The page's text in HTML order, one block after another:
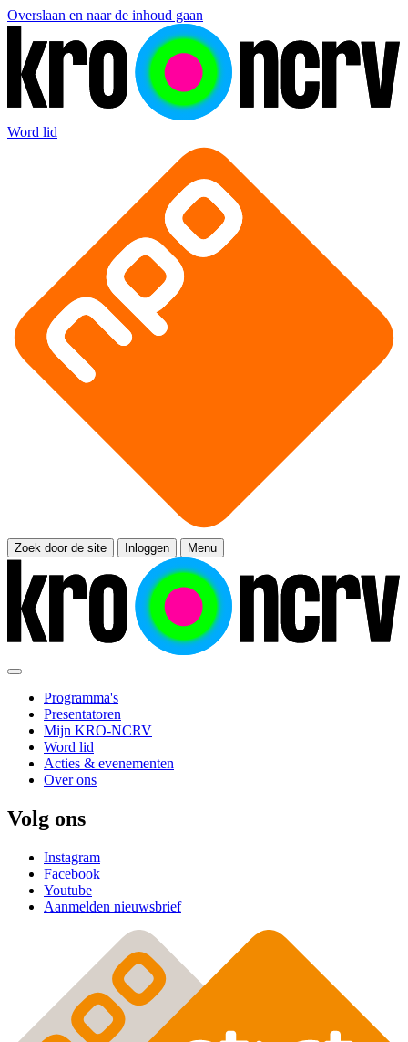
Overslaan en naar de inhoud gaan
Word lid
Zoek door de site Inloggen Menu
Programma's
Presentatoren
Mijn KRO-NCRV
Word lid
Acties & evenementen
Over ons
Volg ons
Instagram
Facebook
Youtube
Aanmelden nieuwsbrief